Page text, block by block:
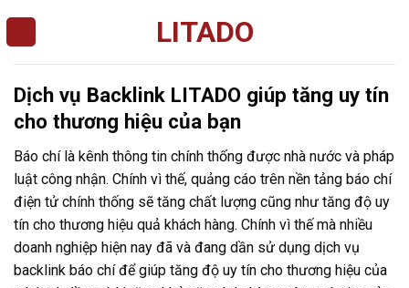
LITADO
Dịch vụ Backlink LITADO giúp tăng uy tín
cho thương hiệu của bạn
Báo chí là kênh thông tin chính thống được nhà nước và pháp
luật công nhận. Chính vì thế, quảng cáo trên nền tảng báo chí
điện tử chính thống sẽ tăng chất lượng cũng như tăng độ uy
tín cho thương hiệu quả khách hàng. Chính vì thế mà nhiều
doanh nghiệp hiện nay đã và đang dần sử dụng dịch vụ
backlink báo chí để giúp tăng độ uy tín cho thương hiệu của